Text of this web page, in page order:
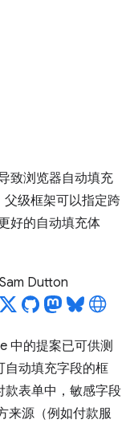
致浏览器自动填充
级框架可以指定跨
好的自动填充体
Sam Dutton
中的提案已可供测
自动填充字段的框
款表单中，敏感字段
来源（例如付款服